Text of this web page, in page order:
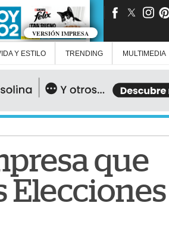
VERSIÓN IMPRESA
Y ESTILO TRENDING MULTIMEDIA
que